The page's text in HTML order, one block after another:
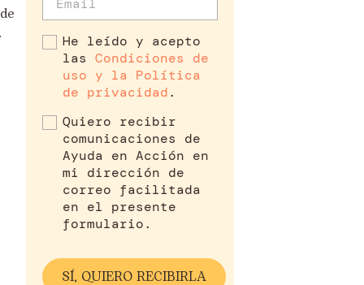
He leído y acepto
las Condiciones de
uso y la Política
de privacidad.
Quiero recibir
comunicaciones de
Ayuda en Acción en
mi dirección de
correo facilitada
en el presente
formulario.